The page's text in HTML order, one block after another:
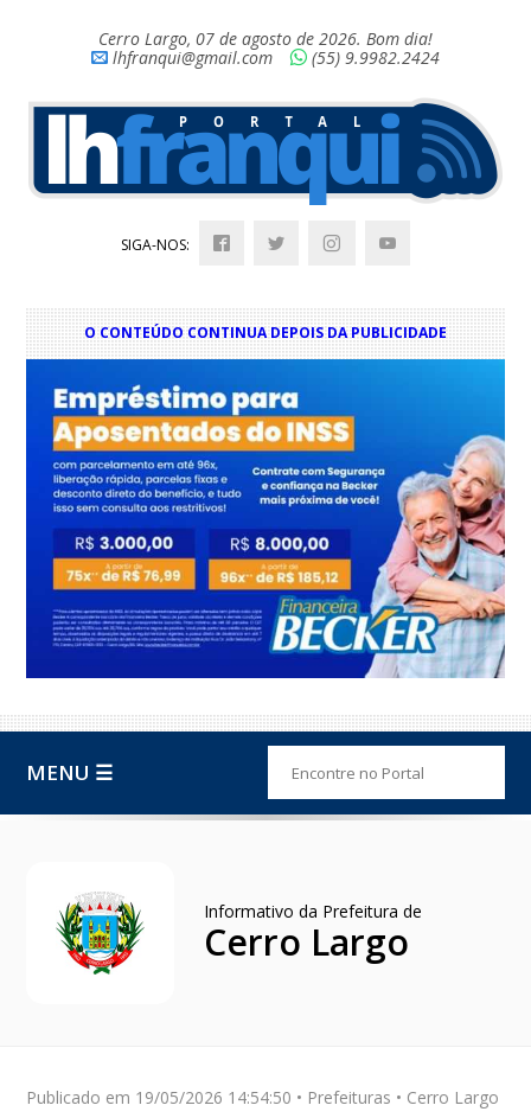
Cerro Largo, 07 de agosto de 2026. Bom dia!
lhfranqui@gmail.com
(55) 9.9982.2424
SIGA-NOS:
O CONTEÚDO CONTINUA DEPOIS DA PUBLICIDADE
MENU ☰
Informativo da Prefeitura de
Cerro Largo
Publicado em 19/05/2026 14:54:50 • Prefeituras • Cerro Largo